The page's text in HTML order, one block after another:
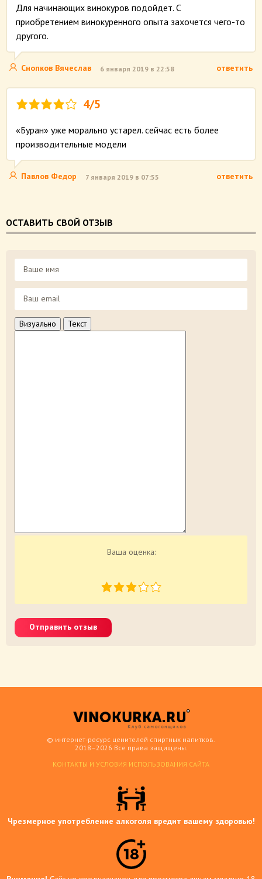
Для начинающих винокуров подойдет. С
приобретением винокуренного опыта захочется чего-то
другого.
Снопков Вячеслав 6 января 2019 в 22:58 ответить
4/5
«Буран» уже морально устарел. сейчас есть более
производительные модели
Павлов Федор 7 января 2019 в 07:55 ответить
ОСТАВИТЬ СВОЙ ОТЗЫВ
Визуально Текст
Ваша оценка:
Отправить отзыв
© интернет-ресурс ценителей спиртных напитков.
2018–2026 Все права защищены.
КОНТАКТЫ И УСЛОВИЯ ИСПОЛЬЗОВАНИЯ САЙТА
Чрезмерное употребление алкоголя вредит вашему здоровью!